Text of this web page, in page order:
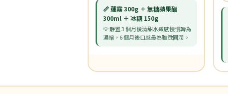
📏 蓮霧 300g ＋ 無糖蘋果醋
300ml ＋ 冰糖 150g
💡 靜置 3 個月後清甜水嫩感慢慢轉為
濃縮，6 個月後口感最為雅緻圓潤。